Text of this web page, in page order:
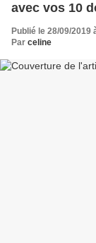
avec vos 10
Publié le 28/09/2019
Par celine